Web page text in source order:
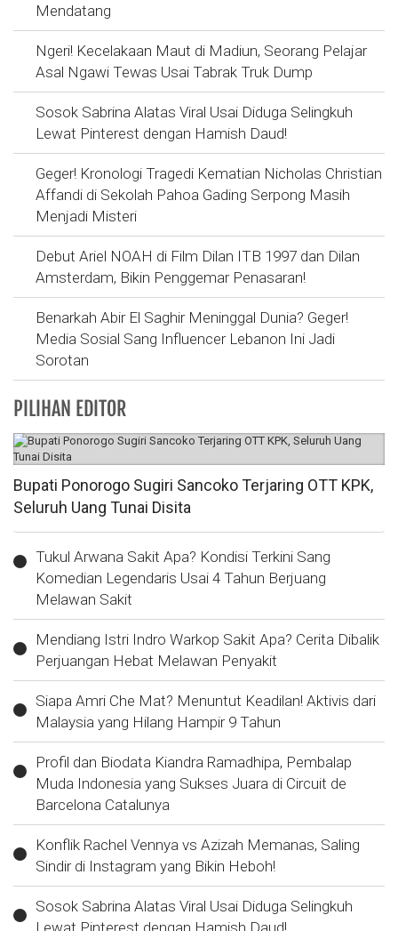
Mendatang
Ngeri! Kecelakaan Maut di Madiun, Seorang Pelajar
Asal Ngawi Tewas Usai Tabrak Truk Dump
Sosok Sabrina Alatas Viral Usai Diduga Selingkuh
Lewat Pinterest dengan Hamish Daud!
Geger! Kronologi Tragedi Kematian Nicholas Christian
Affandi di Sekolah Pahoa Gading Serpong Masih
Menjadi Misteri
Debut Ariel NOAH di Film Dilan ITB 1997 dan Dilan
Amsterdam, Bikin Penggemar Penasaran!
Benarkah Abir El Saghir Meninggal Dunia? Geger!
Media Sosial Sang Influencer Lebanon Ini Jadi
Sorotan
PILIHAN EDITOR
Bupati Ponorogo Sugiri Sancoko Terjaring OTT KPK,
Seluruh Uang Tunai Disita
Tukul Arwana Sakit Apa? Kondisi Terkini Sang
Komedian Legendaris Usai 4 Tahun Berjuang
Melawan Sakit
Mendiang Istri Indro Warkop Sakit Apa? Cerita Dibalik
Perjuangan Hebat Melawan Penyakit
Siapa Amri Che Mat? Menuntut Keadilan! Aktivis dari
Malaysia yang Hilang Hampir 9 Tahun
Profil dan Biodata Kiandra Ramadhipa, Pembalap
Muda Indonesia yang Sukses Juara di Circuit de
Barcelona Catalunya
Konflik Rachel Vennya vs Azizah Memanas, Saling
Sindir di Instagram yang Bikin Heboh!
Sosok Sabrina Alatas Viral Usai Diduga Selingkuh
Lewat Pinterest dengan Hamish Daud!